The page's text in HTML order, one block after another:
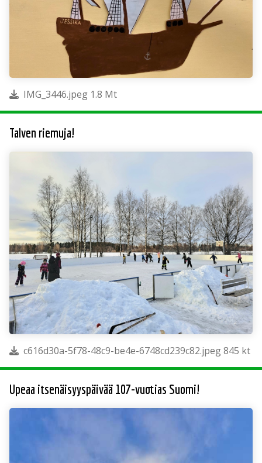
IMG_3446.jpeg 1.8 Mt
Talven riemuja!
c616d30a-5f78-48c9-be4e-6748cd239c82.jpeg 845 kt
Upeaa itsenäisyyspäivää 107-vuotias Suomi!